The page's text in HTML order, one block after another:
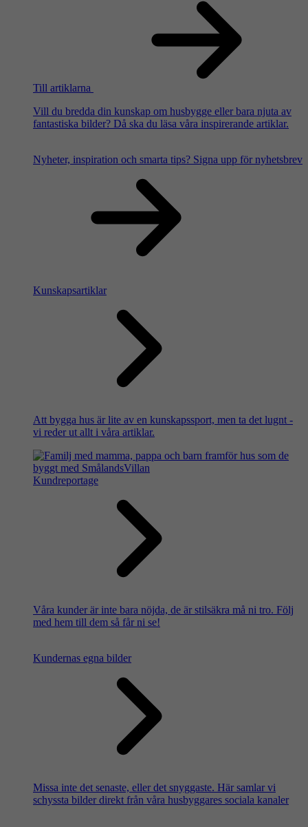
Till artiklarna
Vill du bredda din kunskap om husbygge eller bara njuta av
fantastiska bilder? Då ska du läsa våra inspirerande artiklar.
Nyheter, inspiration och smarta tips? Signa upp för nyhetsbrev
Kunskapsartiklar
Att bygga hus är lite av en kunskapssport, men ta det lugnt -
vi reder ut allt i våra artiklar.
Kundreportage
Våra kunder är inte bara nöjda, de är stilsäkra må ni tro. Följ
med hem till dem så får ni se!
Kundernas egna bilder
Missa inte det senaste, eller det snyggaste. Här samlar vi
schyssta bilder direkt från våra husbyggares sociala kanaler